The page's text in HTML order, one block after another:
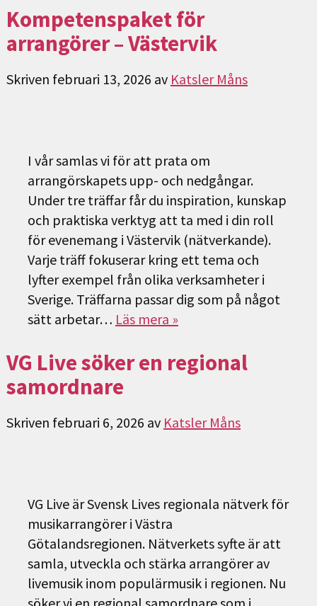
Kompetenspaket för
arrangörer – Västervik
Skriven februari 13, 2026 av Katsler Måns
I vår samlas vi för att prata om
arrangörskapets upp- och nedgångar.
Under tre träffar får du inspiration, kunskap
och praktiska verktyg att ta med i din roll
för evenemang i Västervik (nätverkande).
Varje träff fokuserar kring ett tema och
lyfter exempel från olika verksamheter i
Sverige. Träffarna passar dig som på något
sätt arbetar… Läs mera »
VG Live söker en regional
samordnare
Skriven februari 6, 2026 av Katsler Måns
VG Live är Svensk Lives regionala nätverk för
musikarrangörer i Västra
Götalandsregionen. Nätverkets syfte är att
samla, utveckla och stärka arrangörer av
livemusik inom populärmusik i regionen. Nu